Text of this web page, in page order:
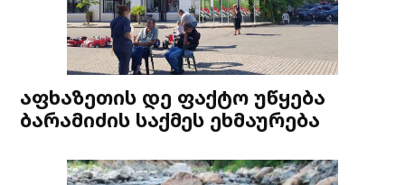
აფხაზეთის დე ფაქტო უწყება
ბარამიძის საქმეს ეხმაურება